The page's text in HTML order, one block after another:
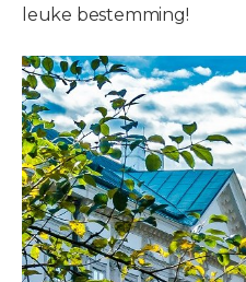
leuke bestemming!